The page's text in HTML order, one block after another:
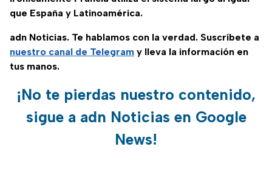
que España y Latinoamérica.
adn Noticias. Te hablamos con la verdad. Suscríbete a
nuestro canal de Telegram y lleva la información en
tus manos.
¡No te pierdas nuestro contenido,
sigue a adn Noticias en Google
News!